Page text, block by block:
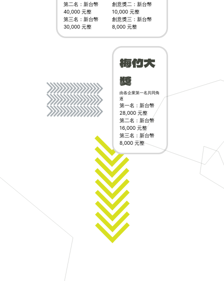
第二名：新台幣
40,000 元整
第三名：新台幣
30,000 元整
創意獎二：新台幣
10,000 元整
創意獎三：新台幣
8,000 元整
梅竹大
獎
由各企業第一名共同角
逐
第一名：新台幣
28,000 元整
第二名：新台幣
16,000 元整
第三名：新台幣
8,000 元整